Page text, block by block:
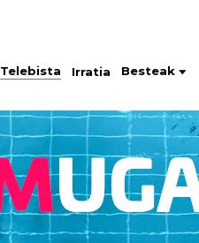
Telebista Irratia Besteak